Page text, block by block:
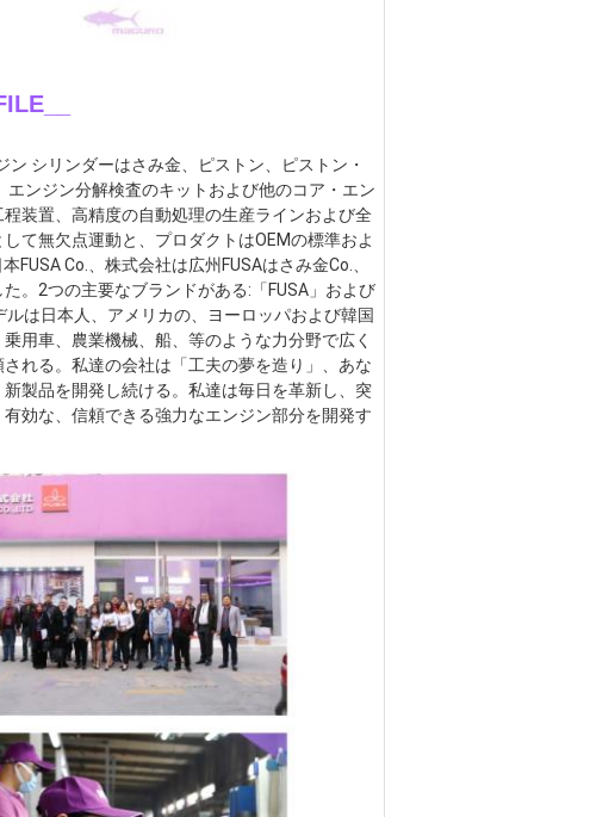
シリンダーはさみ金、ピストン、ピストン・
ンジン分解検査のキットおよび他のコア・エン
装置、高精度の自動処理の生産ラインおよび全
て無欠点運動と、プロダクトはOEMの標準およ
Co.、株式会社は広州FUSAはさみ金Co.、
。2つの主要なブランドがある:「FUSA」および
ルは日本人、アメリカの、ヨーロッパおよび韓国
用車、農業機械、船、等のような力分野で広く
れる。私達の会社は「工夫の夢を造り」、あな
製品を開発し続ける。私達は毎日を革新し、突
効な、信頼できる強力なエンジン部分を開発す